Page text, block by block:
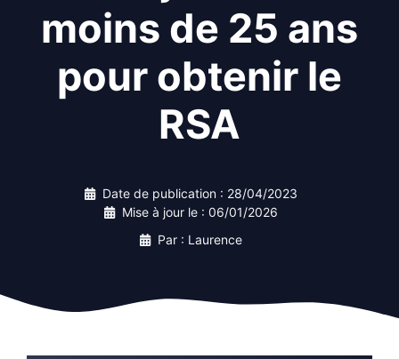
moins de 25 ans
pour obtenir le
RSA
Date de publication : 28/04/2023
Mise à jour le : 06/01/2026
Par : Laurence